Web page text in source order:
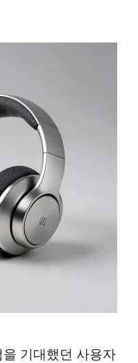
기대했던 사용자